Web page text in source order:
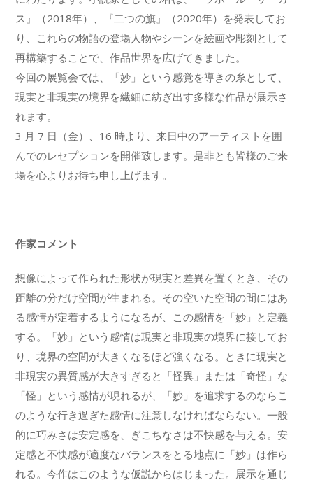
ス』（2018年）、『二つの旗』（2020年）を発表してお
り、これらの物語の登場人物やシーンを絵画や彫刻として
再構築することで、作品世界を広げてきました。
今回の展覧会では、「妙」という感覚を導きの糸として、
現実と非現実の境界を繊細に紡ぎ出す多様な作品が展示さ
れます。
3 月 7 日（金）、16 時より、来日中のアーティストを囲
んでのレセプションを開催致します。是非とも皆様のご来
場を心よりお待ち申し上げます。
作家コメント
想像によって作られた形状が現実と差異を置くとき、その
距離の分だけ空間が生まれる。その空いた空間の間にはあ
る感情が定着するようになるが、この感情を「妙」と定義
する。「妙」という感情は現実と非現実の境界に接してお
り、境界の空間が大きくなるほど強くなる。ときに現実と
非現実の異質感が大きすぎると「怪異」または「奇怪」な
「怪」という感情が現れるが、「妙」を追求するのならこ
のような行き過ぎた感情に注意しなければならない。一般
的に巧みさは安定感を、ぎこちなさは不快感を与える。安
定感と不快感が適度なバランスをとる地点に「妙」は作ら
れる。今作はこのような仮説からはじまった。展示を通じ